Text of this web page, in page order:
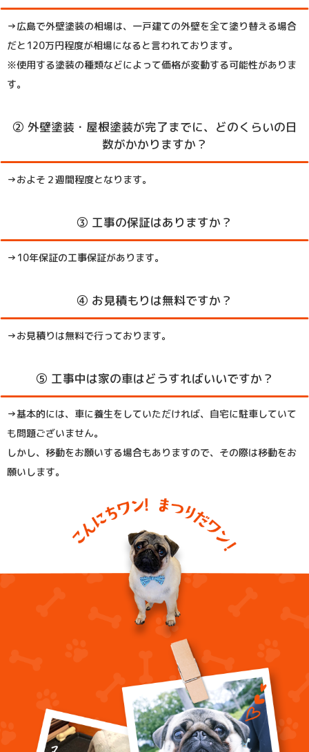
→広島で外壁塗装の相場は、一戸建ての外壁を全て塗り替える場合
だと120万円程度が相場になると言われております。
※使用する塗装の種類などによって価格が変動する可能性がありま
す。
② 外壁塗装・屋根塗装が完了までに、どのくらいの日
数がかかりますか？
→およそ２週間程度となります。
③ 工事の保証はありますか？
→10年保証の工事保証があります。
④ お見積もりは無料ですか？
→お見積りは無料で行っております。
⑤ 工事中は家の車はどうすればいいですか？
→基本的には、車に養生をしていただければ、自宅に駐車していて
も問題ございません。
しかし、移動をお願いする場合もありますので、その際は移動をお
願いします。